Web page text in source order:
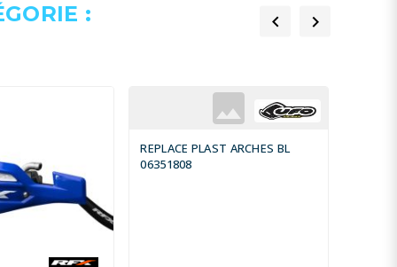
:  
REPLACE PLAST ARCHES BL
06351808